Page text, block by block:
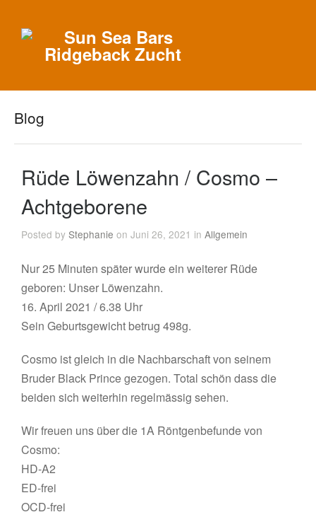
Blog
Rüde Löwenzahn / Cosmo –
Achtgeborene
Posted byStephanie on Juni 26, 2021 inAllgemein
Nur 25 Minuten später wurde ein weiterer Rüde
geboren: Unser Löwenzahn.
16. April 2021 / 6.38 Uhr
Sein Geburtsgewicht betrug 498g.
Cosmo ist gleich in die Nachbarschaft von seinem
Bruder Black Prince gezogen. Total schön dass die
beiden sich weiterhin regelmässig sehen.
Wir freuen uns über die 1A Röntgenbefunde von
Cosmo:
HD-A2
ED-frei
OCD-frei